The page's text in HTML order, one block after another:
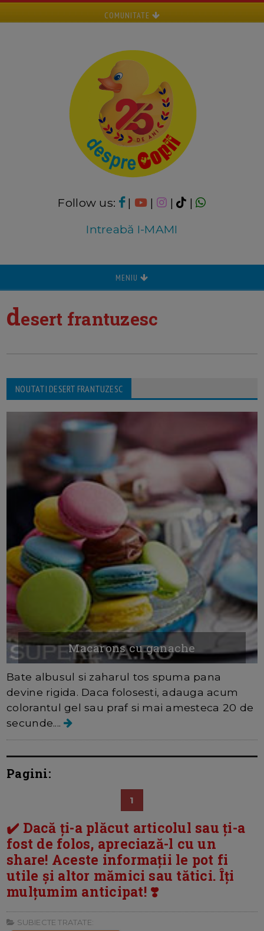
COMUNITATE
Follow us: | | |
|
Intreabă I-MAMI
MENIU
desert frantuzesc
NOUTATI DESERT FRANTUZESC
Macarons cu ganache
Bate albusul si zaharul tos spuma pana
devine rigida. Daca folosesti, adauga acum
colorantul gel sau praf si mai amesteca 20 de
secunde....
Pagini:
1
✔️ Dacă ți-a plăcut articolul sau ți-a
fost de folos, apreciază-l cu un
share! Aceste informații le pot fi
utile și altor mămici sau tătici. Îți
mulțumim anticipat! ❣️
SUBIECTE TRATATE: